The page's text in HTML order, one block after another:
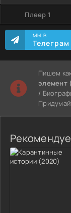
Плеер 1
МЫ В
Телеграм
Пишем
элемент
/